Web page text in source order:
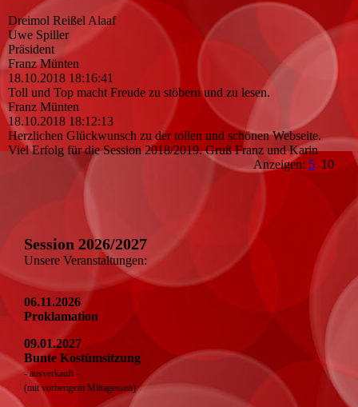
Dreimol Reißel Alaaf
Uwe Spiller
Präsident
Franz Münten
18.10.2018 18:16:41
Toll und Top macht Freude zu stöbern und zu lesen.
Franz Münten
18.10.2018 18:12:13
Herzlichen Glückwunsch zu der tollen und schönen Webseite.
Viel Erfolg für die Session 2018/2019. Gruß Franz und Karin
Anzeigen: 5 10
Session 2026/2027
Unsere Veranstaltungen:
06.11.2026
Proklamation
09.01.2027
Bunte Kostümsitzung
- ausverkauft -
(mit vorherigem Mittagessen)